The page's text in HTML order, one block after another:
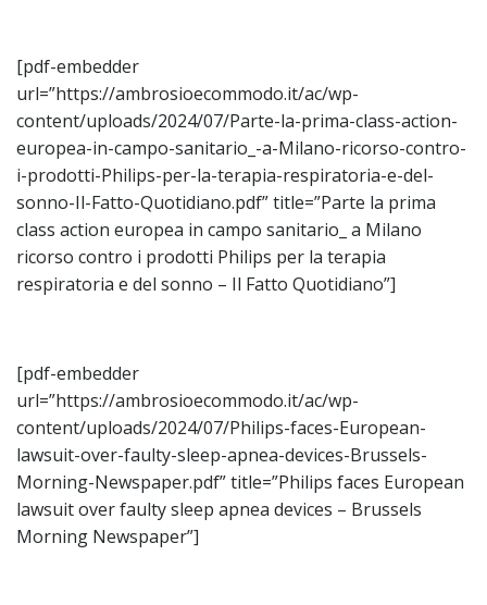
[pdf-embedder
url=”https://ambrosioecommodo.it/ac/wp-
content/uploads/2024/07/Parte-la-prima-class-action-
europea-in-campo-sanitario_-a-Milano-ricorso-contro-
i-prodotti-Philips-per-la-terapia-respiratoria-e-del-
sonno-Il-Fatto-Quotidiano.pdf” title=”Parte la prima
class action europea in campo sanitario_ a Milano
ricorso contro i prodotti Philips per la terapia
respiratoria e del sonno – Il Fatto Quotidiano”]
[pdf-embedder
url=”https://ambrosioecommodo.it/ac/wp-
content/uploads/2024/07/Philips-faces-European-
lawsuit-over-faulty-sleep-apnea-devices-Brussels-
Morning-Newspaper.pdf” title=”Philips faces European
lawsuit over faulty sleep apnea devices – Brussels
Morning Newspaper”]